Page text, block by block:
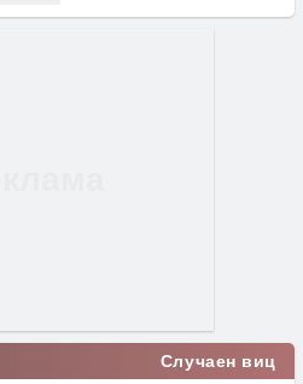
Случаен виц